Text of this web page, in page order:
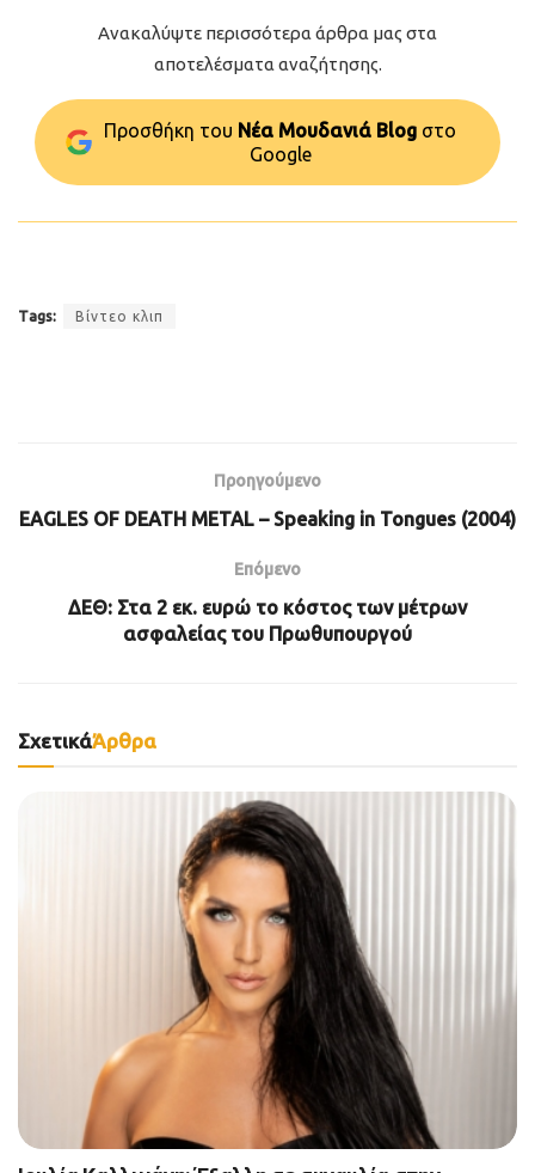
Ανακαλύψτε περισσότερα άρθρα μας στα
αποτελέσματα αναζήτησης.
Προσθήκη του Νέα Μουδανιά Blog στo
Google
Tags: Βίντεο κλιπ
Προηγούμενο
EAGLES OF DEATH METAL – Speaking in Tongues (2004)
Επόμενο
ΔΕΘ: Στα 2 εκ. ευρώ το κόστος των μέτρων
ασφαλείας του Πρωθυπουργού
ΣχετικάΆρθρα